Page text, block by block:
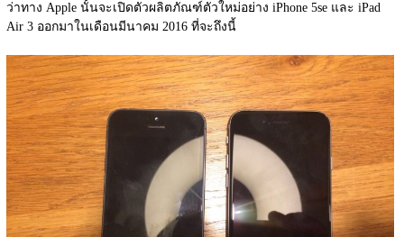
ว่าทาง Apple นั้นจะเปิดตัวผลิตภัณฑ์ตัวใหม่อย่าง iPhone 5se และ iPad
Air 3 ออกมาในเดือนมีนาคม 2016 ที่จะถึงนี้